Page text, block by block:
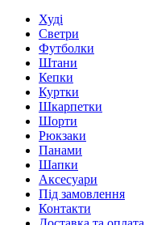
Худі
Светри
Футболки
Штани
Кепки
Куртки
Шкарпетки
Шорти
Рюкзаки
Панами
Шапки
Аксесуари
Під замовлення
Контакти